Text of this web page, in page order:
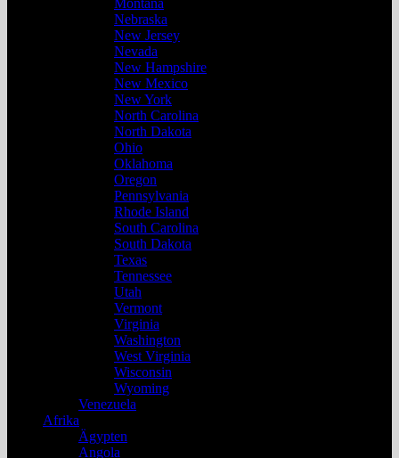
Montana
Nebraska
New Jersey
Nevada
New Hampshire
New Mexico
New York
North Carolina
North Dakota
Ohio
Oklahoma
Oregon
Pennsylvania
Rhode Island
South Carolina
South Dakota
Texas
Tennessee
Utah
Vermont
Virginia
Washington
West Virginia
Wisconsin
Wyoming
Venezuela
Afrika
Ägypten
Angola